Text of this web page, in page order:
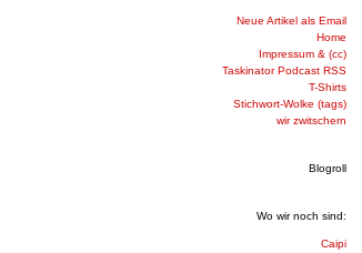
Neue Artikel als Email
Home
Impressum & (cc)
Taskinator Podcast RSS
T-Shirts
Stichwort-Wolke (tags)
wir zwitschern
Blogroll
Wo wir noch sind:
Caipi